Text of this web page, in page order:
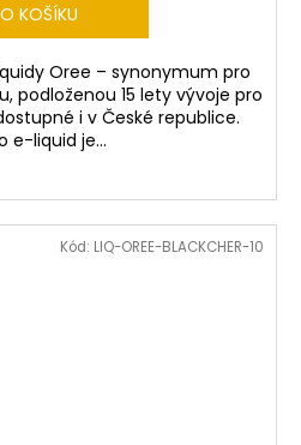
KOŠÍKU
Oree – synonymum pro
podloženou 15 lety vývoje pro
i v České republice.
e-liquid je...
Kód: LIQ-OREE-BLACKCHER-10